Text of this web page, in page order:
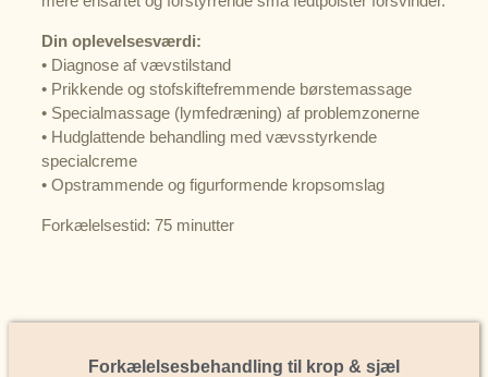
Forkælelsesbehandling til krop & sjæl
Din oplevelsesværdi:
• Diagnose af vævstilstand
• Prikkende og stofskiftefremmende børstemassage
• Specialmassage (lymfedræning) af problemzonerne
• Hudglattende behandling med vævsstyrkende
specialcreme
• Opstrammende og figurformende kropsomslag
Forkælelsestid: 75 minutter